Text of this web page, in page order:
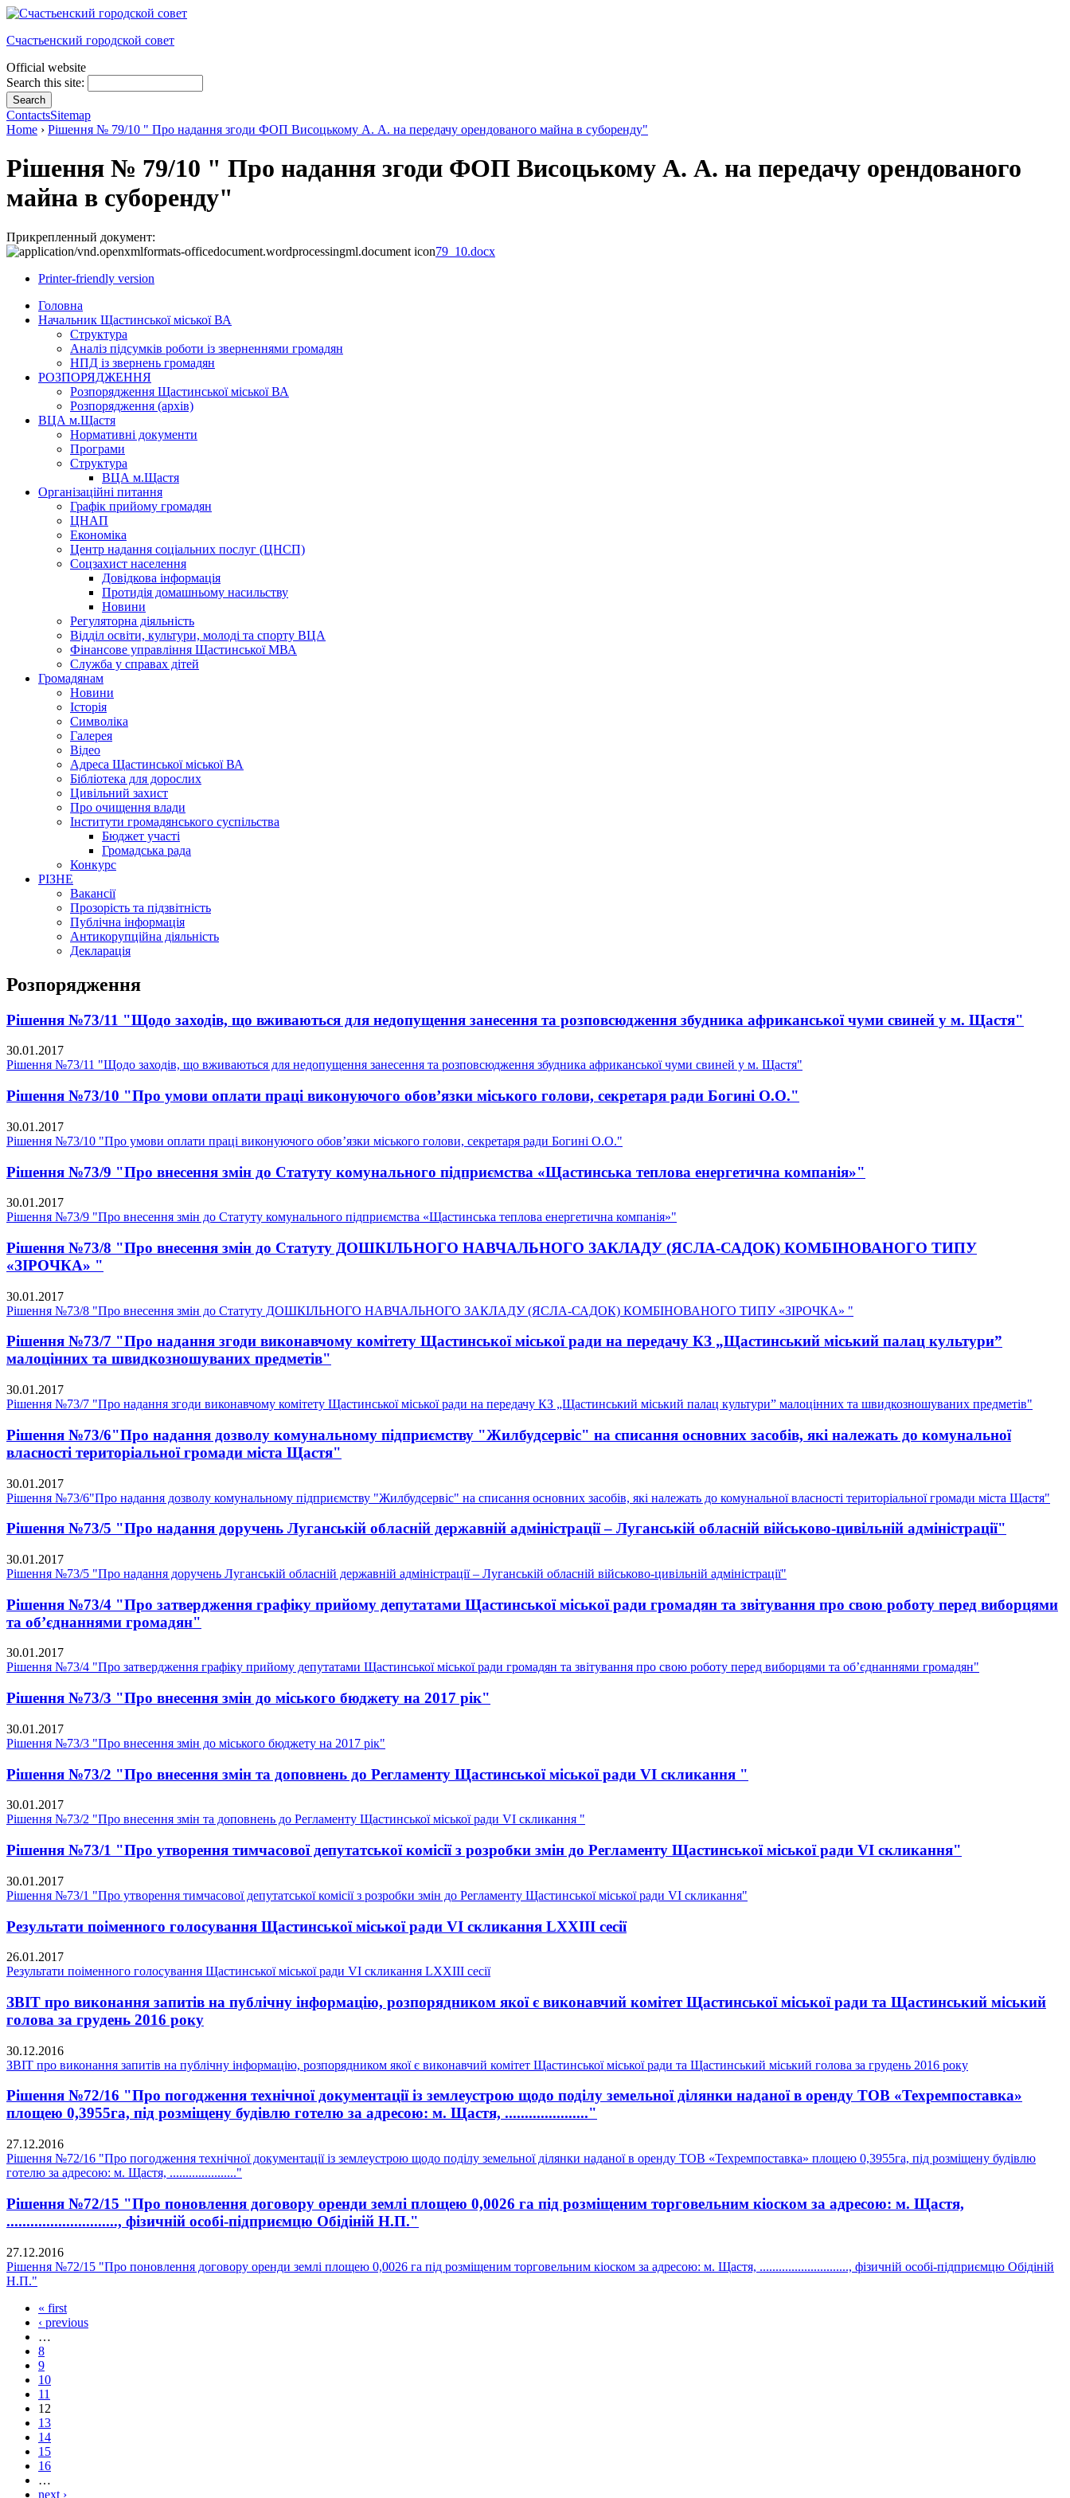
Счастьенский городской совет
Official website
Search this site:
ContactsSitemap
Home › Рішення № 79/10 " Про надання згоди ФОП Висоцькому А. А. на передачу орендованого майна в суборенду"
Рішення № 79/10 " Про надання згоди ФОП Висоцькому А. А. на передачу орендованого
майна в суборенду"
Прикрепленный документ:
79_10.docx
Printer-friendly version
Головна
Начальник Щастинської міської ВА
Структура
Аналіз підсумків роботи із зверненнями громадян
НПД із звернень громадян
РОЗПОРЯДЖЕННЯ
Розпорядження Щастинської міської ВА
Розпорядження (архів)
ВЦА м.Щастя
Нормативні документи
Програми
Структура
ВЦА м.Щастя
Організаційні питання
Графік прийому громадян
ЦНАП
Економіка
Центр надання соціальних послуг (ЦНСП)
Соцзахист населення
Довідкова інформація
Протидія домашньому насильству
Новини
Регуляторна діяльність
Відділ освіти, культури, молоді та спорту ВЦА
Фінансове управління Щастинської МВА
Служба у справах дітей
Громадянам
Новини
Історія
Символіка
Галерея
Відео
Адреса Щастинської міської ВА
Бібліотека для дорослих
Цивільний захист
Про очищення влади
Інститути громадянського суспільства
Бюджет участі
Громадська рада
Конкурс
РІЗНЕ
Вакансії
Прозорість та підзвітність
Публічна інформація
Антикорупційна діяльність
Декларація
Розпорядження
Рішення №73/11 "Щодо заходів, що вживаються для недопущення занесення та розповсюдження збудника африканської чуми свиней у м. Щастя"
30.01.2017
Рішення №73/11 "Щодо заходів, що вживаються для недопущення занесення та розповсюдження збудника африканської чуми свиней у м. Щастя"
Рішення №73/10 "Про умови оплати праці виконуючого обов’язки міського голови, секретаря ради Богині О.О."
30.01.2017
Рішення №73/10 "Про умови оплати праці виконуючого обов’язки міського голови, секретаря ради Богині О.О."
Рішення №73/9 "Про внесення змін до Статуту комунального підприємства «Щастинська теплова енергетична компанія»"
30.01.2017
Рішення №73/9 "Про внесення змін до Статуту комунального підприємства «Щастинська теплова енергетична компанія»"
Рішення №73/8 "Про внесення змін до Статуту ДОШКІЛЬНОГО НАВЧАЛЬНОГО ЗАКЛАДУ (ЯСЛА-САДОК) КОМБІНОВАНОГО ТИПУ
«ЗІРОЧКА» "
30.01.2017
Рішення №73/8 "Про внесення змін до Статуту ДОШКІЛЬНОГО НАВЧАЛЬНОГО ЗАКЛАДУ (ЯСЛА-САДОК) КОМБІНОВАНОГО ТИПУ «ЗІРОЧКА» "
Рішення №73/7 "Про надання згоди виконавчому комітету Щастинської міської ради на передачу КЗ „Щастинський міський палац культури”
малоцінних та швидкозношуваних предметів"
30.01.2017
Рішення №73/7 "Про надання згоди виконавчому комітету Щастинської міської ради на передачу КЗ „Щастинський міський палац культури” малоцінних та швидкозношуваних предметів"
Рішення №73/6"Про надання дозволу комунальному підприємству "Жилбудсервіс" на списання основних засобів, які належать до комунальної
власності територіальної громади міста Щастя"
30.01.2017
Рішення №73/6"Про надання дозволу комунальному підприємству "Жилбудсервіс" на списання основних засобів, які належать до комунальної власності територіальної громади міста Щастя"
Рішення №73/5 "Про надання доручень Луганській обласній державній адміністрації – Луганській обласній військово-цивільній адміністрації"
30.01.2017
Рішення №73/5 "Про надання доручень Луганській обласній державній адміністрації – Луганській обласній військово-цивільній адміністрації"
Рішення №73/4 "Про затвердження графіку прийому депутатами Щастинської міської ради громадян та звітування про свою роботу перед виборцями
та об’єднаннями громадян"
30.01.2017
Рішення №73/4 "Про затвердження графіку прийому депутатами Щастинської міської ради громадян та звітування про свою роботу перед виборцями та об’єднаннями громадян"
Рішення №73/3 "Про внесення змін до міського бюджету на 2017 рік"
30.01.2017
Рішення №73/3 "Про внесення змін до міського бюджету на 2017 рік"
Рішення №73/2 "Про внесення змін та доповнень до Регламенту Щастинської міської ради VI скликання "
30.01.2017
Рішення №73/2 "Про внесення змін та доповнень до Регламенту Щастинської міської ради VI скликання "
Рішення №73/1 "Про утворення тимчасової депутатської комісії з розробки змін до Регламенту Щастинської міської ради VI скликання"
30.01.2017
Рішення №73/1 "Про утворення тимчасової депутатської комісії з розробки змін до Регламенту Щастинської міської ради VI скликання"
Результати поіменного голосування Щастинської міської ради VI скликання LXXIII сесії
26.01.2017
Результати поіменного голосування Щастинської міської ради VI скликання LXXIII сесії
ЗВІТ про виконання запитів на публічну інформацію, розпорядником якої є виконавчий комітет Щастинської міської ради та Щастинський міський
голова за грудень 2016 року
30.12.2016
ЗВІТ про виконання запитів на публічну інформацію, розпорядником якої є виконавчий комітет Щастинської міської ради та Щастинський міський голова за грудень 2016 року
Рішення №72/16 "Про погодження технічної документації із землеустрою щодо поділу земельної ділянки наданої в оренду ТОВ «Техремпоставка»
площею 0,3955га, під розміщену будівлю готелю за адресою: м. Щастя, ....................."
27.12.2016
Рішення №72/16 "Про погодження технічної документації із землеустрою щодо поділу земельної ділянки наданої в оренду ТОВ «Техремпоставка» площею 0,3955га, під розміщену будівлю
готелю за адресою: м. Щастя, ....................."
Рішення №72/15 "Про поновлення договору оренди землі площею 0,0026 га під розміщеним торговельним кіоском за адресою: м. Щастя,
............................, фізичній особі-підприємцю Обідіній Н.П."
27.12.2016
Рішення №72/15 "Про поновлення договору оренди землі площею 0,0026 га під розміщеним торговельним кіоском за адресою: м. Щастя, ............................, фізичній особі-підприємцю Обідіній
Н.П."
« first
‹ previous
…
8
9
10
11
12
13
14
15
16
…
next ›